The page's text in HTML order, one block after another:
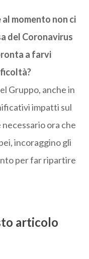
momento non ci
del Coronavirus
a farvi
Gruppo, anche in
impatti sul
ora che
incoraggino gli
per far ripartire
articolo